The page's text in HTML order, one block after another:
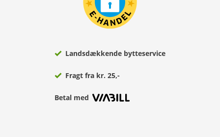
Landsdækkende bytteservice
Fragt fra kr. 25,-
Betal med